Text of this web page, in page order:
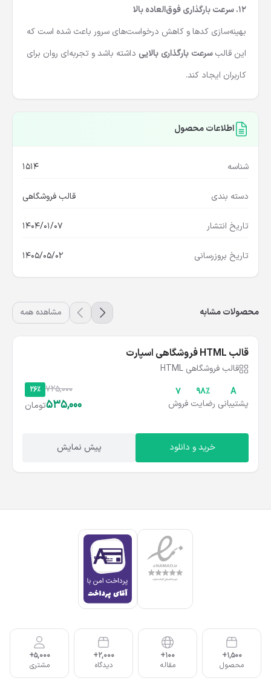
۱۲. سرعت بارگذاری فوق‌العاده بالا
بهینه‌سازی کدها و کاهش درخواست‌های سرور باعث شده است که
این قالبسرعت بارگذاری بالایی داشته باشد و تجربه‌ای روان برای
کاربران ایجاد کند.
اطلاعات محصول
شناسه 1514
دسته بندی قالب فروشگاهی
تاریخ انتشار 1404/01/07
تاریخ بروزرسانی 1405/05/02
محصولات مشابه مشاهده همه
قالب HTML فروشگاهی اسپارت
قالب فروشگاهی HTML
A
پشتیبانی
۹۸%
رضایت
۷
فروش
26% 725,000
535,000تومان
خرید و دانلود پیش نمایش
1,500+
محصول
100+
مقاله
2,000+
دیدگاه
5,000+
مشتری